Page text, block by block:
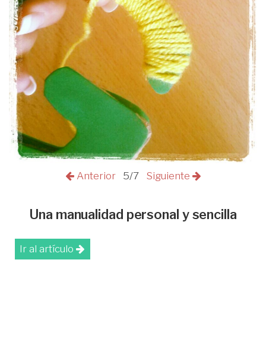
Anterior 5/7 Siguiente
Una manualidad personal y sencilla
Ir al artículo